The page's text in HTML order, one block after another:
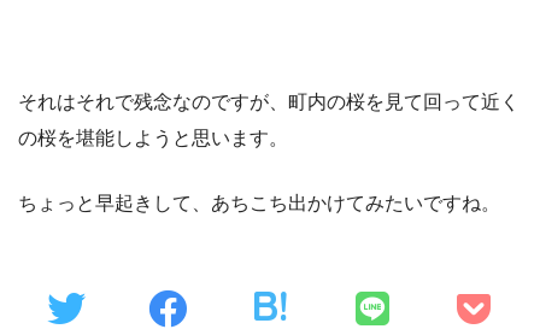
それはそれで残念なのですが、町内の桜を見て回って近く
の桜を堪能しようと思います。
ちょっと早起きして、あちこち出かけてみたいですね。